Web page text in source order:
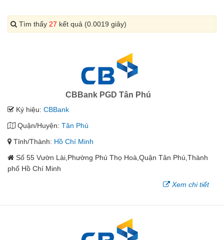
Tìm thấy 27 kết quả (0.0019 giây)
CBBank PGD Tân Phú
Ký hiệu: CBBank
Quận/Huyện: Tân Phú
Tỉnh/Thành: Hồ Chí Minh
Số 55 Vườn Lài,Phường Phú Thọ Hoà,Quận Tân Phú,Thành
phố Hồ Chí Minh
Xem chi tiết